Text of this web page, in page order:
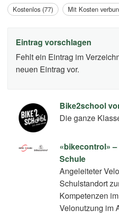
Bike2school
Die ganze
«bikecontrol»
Schule
Angeleiteter
Schulstandort
Kompetenzen
Velonutzung im
Kostenlos (77) Mit Kosten
Eintrag vorschlagen
Fehlt ein Eintrag im
neuen Eintrag vor.